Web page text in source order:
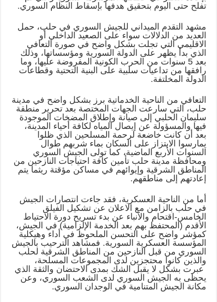
تفلح حتى اليوم بتحقيق هدفها بإسقاط النظام السوري.
مشهد التقدم الميداني للجيش السوري في حلب، حمل
العديد من الدلالات سواء على الصعيد الداخلي أو
الاقليمي التي تجلت بشكل واضح في صورة التعافي
الذي بدأ يظهر على الدولة السورية ومؤسساتها، وذلك
بعد 5 سنوات من الحرب الكونية المفروضة عليها، وما
رافقها من تداعيات سلبية على البنية التحتية وقطاعات
الدولة المخلتفة.
التعافي من الناحية الخدماتية برز بشكل واضح في مدينة
حلب، التي سارعت الجهات المختصة بعد تحرير منطقة
سليمان الحلبي إلى صيانة وإطلاق المضخات الموجودة
فيها والمسؤولة عن إيصال المياه لكافة أحياء المدينة،
بعد أن كانت خاضعة لرحمة المسلحين الذي ظلوا
يمارسوا الابتزاز على السكان بماء شربهم طوال
السنوات الأربع الماضية، كما تولى الجيش السوري
ومحافظة مدينة حلب تأمين كافة احتياجات النازحين من
المناطق الشرقية وإيوائهم في مساكن مؤقتة ريثما يتم
إعادتهم إلى مناطقهم.
أما من الناحية العسكرية، فقد جاءت انتصارات الجيش
في حلب بالزامن مع الاعلان عن تشكيل الفيلق
الخامس-اقتحام والأنباء عن بدء تسريح دورة الاحتياط
الأقدم (المحتفظ بهم بعد الخدمة الإلزامية) في الجيش،
كمؤشر واضح على التحسن الملحوظ في أداء وهيكلية
المؤسسة العسكرية السورية. فمشاهد الترحيب بالجيش
السوري من قبل النازحين من المناطق الشرقية لحلب
والذين كانوا محتجزين لدى المجموعات المسلحة،
عبرت بشكل لا يقبل الشك بمدى الاحتضان والثقة الذي
يحظى به الجيش السوري لدى الشعب السوري، وعن
مكانة الجيش المتنامية في الوجدان السوري.